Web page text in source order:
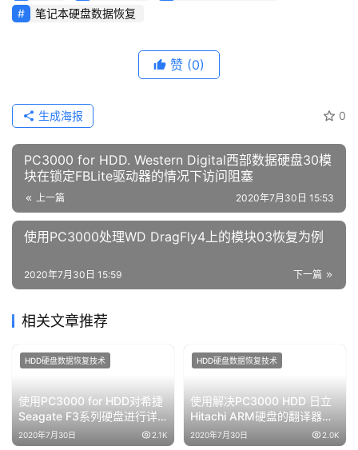
笔记本硬盘数据恢复
赞 (0)
0
生成海报
PC3000 for HDD. Western Digital西部数据硬盘30模
块在锁定FBLite驱动器的情况下访问阻塞
上一篇 2020年7月30日 15:53
使用PC3000处理WD DragFly4上的模块03恢复为例
下一篇
2020年7月30日 15:59
相关文章推荐
使用PC3000 for HDD对希捷
Seagate F3系列硬盘进行详
细的故障检测与恢复
2020年7月30日 2.1K
HDD硬盘数据恢复技术
使用解决PC3000 HDD 日立
Hitachi ARM硬盘的翻译器问
题和硬盘ID问题
2020年7月30日 2.0K
HDD硬盘数据恢复技术